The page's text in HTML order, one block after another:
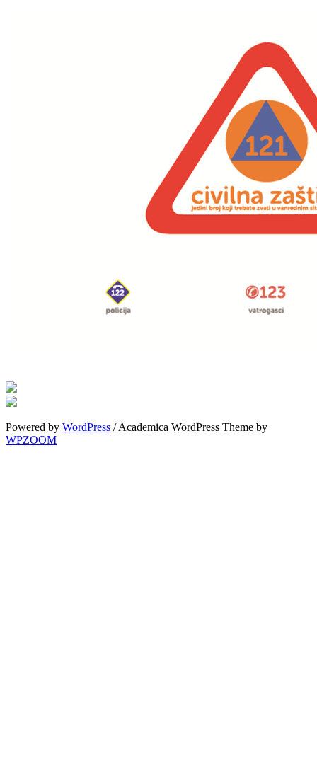
Powered by WordPress / Academica WordPress Theme by
WPZOOM